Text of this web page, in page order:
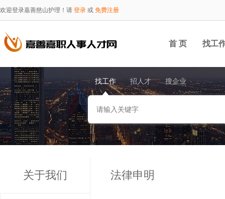
欢迎登录嘉善慈山护理！请 登录 或 免费注册
首 页 找工
找工作 招人才 搜企业
关于我们 法律申明